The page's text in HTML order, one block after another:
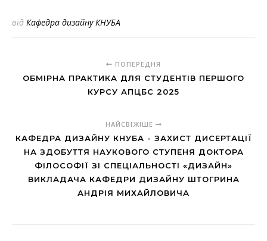
від Кафедра дизайну КНУБА
ПОПЕРЕДНЯ
ОБМІРНА ПРАКТИКА ДЛЯ СТУДЕНТІВ ПЕРШОГО
КУРСУ АПЦБС 2025
НАЙСВІЖІШЕ
КАФЕДРА ДИЗАЙНУ КНУБА - ЗАХИСТ ДИСЕРТАЦІЇ
НА ЗДОБУТТЯ НАУКОВОГО СТУПЕНЯ ДОКТОРА
ФІЛОСОФІЇ ЗІ СПЕЦІАЛЬНОСТІ «ДИЗАЙН»
ВИКЛАДАЧА КАФЕДРИ ДИЗАЙНУ ШТОГРИНА
АНДРІЯ МИХАЙЛОВИЧА